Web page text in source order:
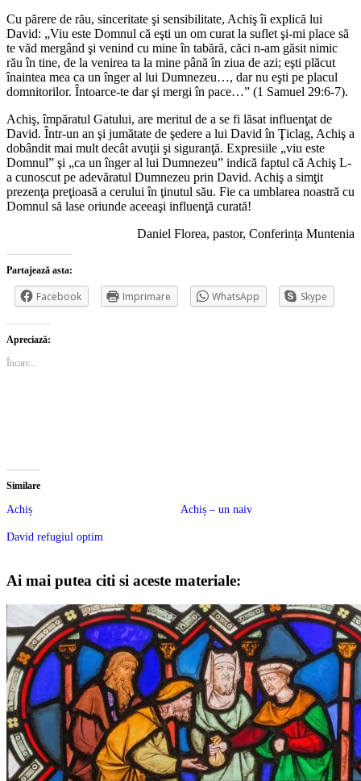
Cu părere de rău, sinceritate şi sensibilitate, Achiş îi explică lui
David: „Viu este Domnul că eşti un om curat la suflet şi-mi place să
te văd mergând şi venind cu mine în tabără, căci n-am găsit nimic
rău în tine, de la venirea ta la mine până în ziua de azi; eşti plăcut
înaintea mea ca un înger al lui Dumnezeu…, dar nu eşti pe placul
domnitorilor. Întoarce-te dar şi mergi în pace…” (1 Samuel 29:6-7).
Achiş, împăratul Gatului, are meritul de a se fi lăsat influenţat de
David. Într-un an şi jumătate de şedere a lui David în Ţiclag, Achiş a
dobândit mai mult decât avuţii şi siguranţă. Expresiile „viu este
Domnul” şi „ca un înger al lui Dumnezeu” indică faptul că Achiş L-
a cunoscut pe adevăratul Dumnezeu prin David. Achiş a simţit
prezenţa preţioasă a cerului în ţinutul său. Fie ca umblarea noastră cu
Domnul să lase oriunde aceeaşi influenţă curată!
Daniel Florea, pastor, Conferința Muntenia
Partajează asta:
Facebook Imprimare WhatsApp Skype
Apreciază:
Încarc...
Similare
Achiș Achiș – un naiv
David refugiul optim
Ai mai putea citi si aceste materiale: